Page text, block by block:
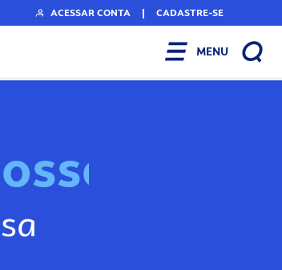
ACESSAR CONTA | CADASTRE-SE
MENU
osso